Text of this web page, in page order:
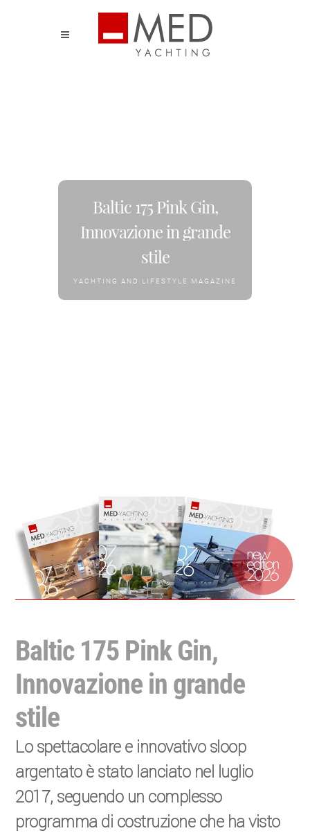
Baltic 175 Pink Gin,
Innovazione in grande
stile
YACHTING AND LIFESTYLE MAGAZINE
Baltic 175 Pink Gin,
Innovazione in grande
stile
Lo spettacolare e innovativo sloop
argentato è stato lanciato nel luglio
2017, seguendo un complesso
programma di costruzione che ha visto